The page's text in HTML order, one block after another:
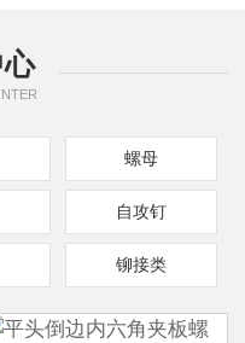
螺母
自攻钉
铆接类